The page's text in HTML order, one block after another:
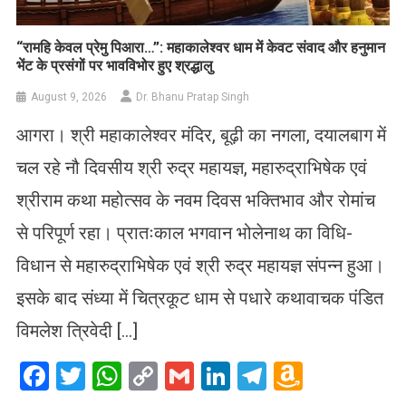
​“रामहि केवल प्रेमु पिआरा…”: महाकालेश्वर धाम में केवट संवाद और हनुमान
भेंट के प्रसंगों पर भावविभोर हुए श्रद्धालु
August 9, 2026 Dr. Bhanu Pratap Singh
आगरा। श्री महाकालेश्वर मंदिर, बूढ़ी का नगला, दयालबाग में
चल रहे नौ दिवसीय श्री रुद्र महायज्ञ, महारुद्राभिषेक एवं
श्रीराम कथा महोत्सव के नवम दिवस भक्तिभाव और रोमांच
से परिपूर्ण रहा। प्रातःकाल भगवान भोलेनाथ का विधि-
विधान से महारुद्राभिषेक एवं श्री रुद्र महायज्ञ संपन्न हुआ।
इसके बाद संध्या में चित्रकूट धाम से पधारे कथावाचक पंडित
विमलेश त्रिवेदी […]
Facebook
Twitter
WhatsApp
CopyGmailLinkedIn
Telegram